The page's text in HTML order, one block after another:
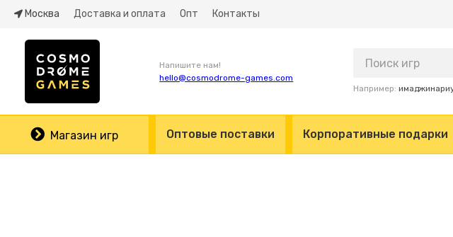
Москва Доставка и оплата Опт Контакты
Напишите нам!
hello@cosmodrome-games.com
Например:
Магазин игр Оптовые поставки Корпоративные подарки